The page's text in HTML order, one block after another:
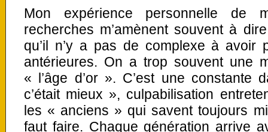
Mon expérience personnelle de
recherches m’amènent souvent à
qu’il n’y a pas de complexe à avoir
antérieures. On a trop souvent une
« l’âge d’or ». C’est une constante
c’était mieux », culpabilisation
les « anciens » qui savent toujours
faut faire. Chaque génération arrive